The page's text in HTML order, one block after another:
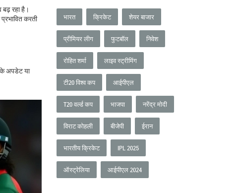
बढ़ रहा है।
करती
के अपडेट या
भारत क्रिकेट शेयर बाजार
प्रीमियर लीग फुटबॉल निवेश
रोहित शर्मा लाइव स्ट्रीमिंग
टी20 विश्व कप आईपीएल
T20 वर्ल्ड कप भाजपा नरेंद्र मोदी
विराट कोहली बीजेपी ईरान
भारतीय क्रिकेट IPL 2025
ऑस्ट्रेलिया आईपीएल 2024